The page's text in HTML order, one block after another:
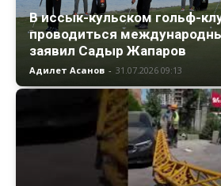
В иссык-кульском гольф-
проводиться
заявил Садыр Жапаров
Адилет Асанов - 31.07.2026 09:13